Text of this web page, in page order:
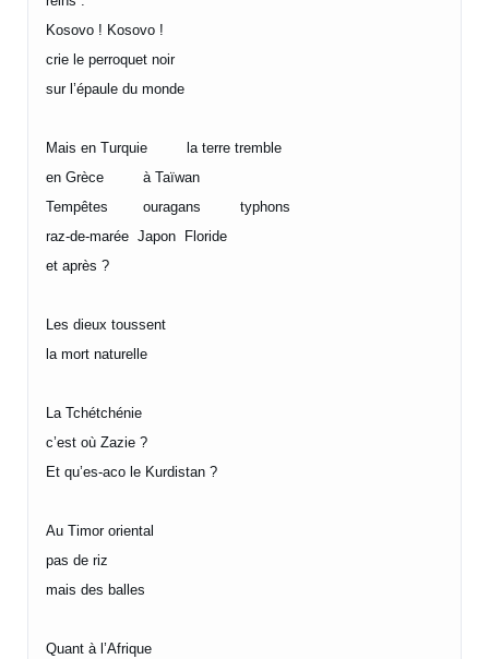
Kosovo ! Kosovo !
crie le perroquet noir
sur l’épaule du monde
Mais en Turquie la terre tremble
en Grèce à Taïwan
Tempêtes ouragans typhons
raz-de-marée Japon Floride
et après ?
Les dieux toussent
la mort naturelle
La Tchétchénie
c’est où Zazie ?
Et qu’es-aco le Kurdistan ?
Au Timor oriental
pas de riz
mais des balles
Quant à l’Afrique